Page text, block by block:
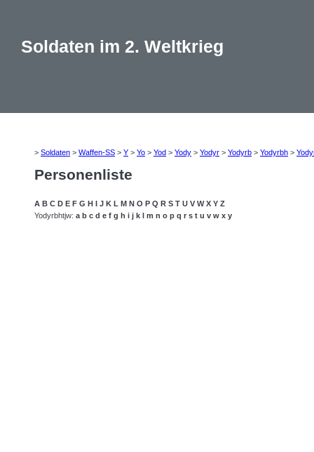
Soldaten im 2. Weltkrieg
> Soldaten > Waffen-SS > Y > Yo > Yod > Yody > Yodyr > Yodyrb > Yodyrbh >
Personenliste
A B C D E F G H I J K L M N O P Q R S T U V W X Y Z
Yodyrbhtjw: a b c d e f g h i j k l m n o p q r s t u v w x y